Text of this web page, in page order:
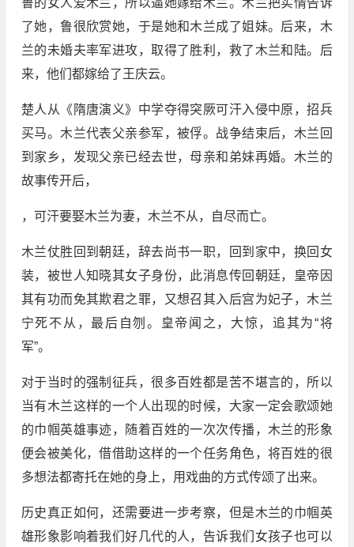
鲁的女人爱木兰，所以逼她嫁给木兰。木兰把实情告诉
了她，鲁很欣赏她，于是她和木兰成了姐妹。后来，木
兰的未婚夫率军进攻，取得了胜利，救了木兰和陆。后
来，他们都嫁给了王庆云。
楚人从《隋唐演义》中学夺得突厥可汗入侵中原，招兵
买马。木兰代表父亲参军，被俘。战争结束后，木兰回
到家乡，发现父亲已经去世，母亲和弟妹再婚。木兰的
故事传开后，
，可汗要娶木兰为妻，木兰不从，自尽而亡。
木兰仗胜回到朝廷，辞去尚书一职，回到家中，换回女
装，被世人知晓其女子身份，此消息传回朝廷，皇帝因
其有功而免其欺君之罪，又想召其入后宫为妃子，木兰
宁死不从，最后自刎。皇帝闻之，大惊，追其为“将
军”。
对于当时的强制征兵，很多百姓都是苦不堪言的，所以
当有木兰这样的一个人出现的时候，大家一定会歌颂她
的巾帼英雄事迹，随着百姓的一次次传播，木兰的形象
便会被美化，借借助这样的一个任务角色，将百姓的很
多想法都寄托在她的身上，用戏曲的方式传颂了出来。
历史真正如何，还需要进一步考察，但是木兰的巾帼英
雄形象影响着我们好几代的人，告诉我们女孩子也可以